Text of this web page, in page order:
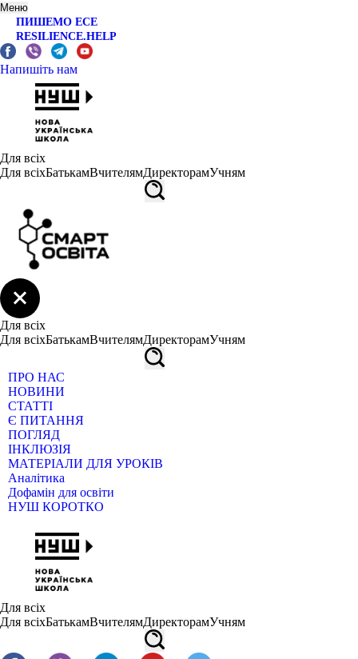
Меню
ПИШЕМО ЕСЕ
RESILIENCE.HELP
Напишіть нам
Для всіх
Для всіхБатькамВчителямДиректорамУчням
Для всіх
Для всіхБатькамВчителямДиректорамУчням
ПРО НАС
НОВИНИ
СТАТТІ
Є ПИТАННЯ
ПОГЛЯД
ІНКЛЮЗІЯ
МАТЕРІАЛИ ДЛЯ УРОКІВ
Аналітика
Дофамін для освіти
НУШ КОРОТКО
Для всіх
Для всіхБатькамВчителямДиректорамУчням